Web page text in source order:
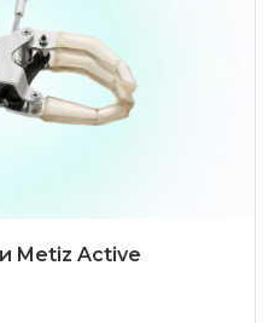
Metiz Active